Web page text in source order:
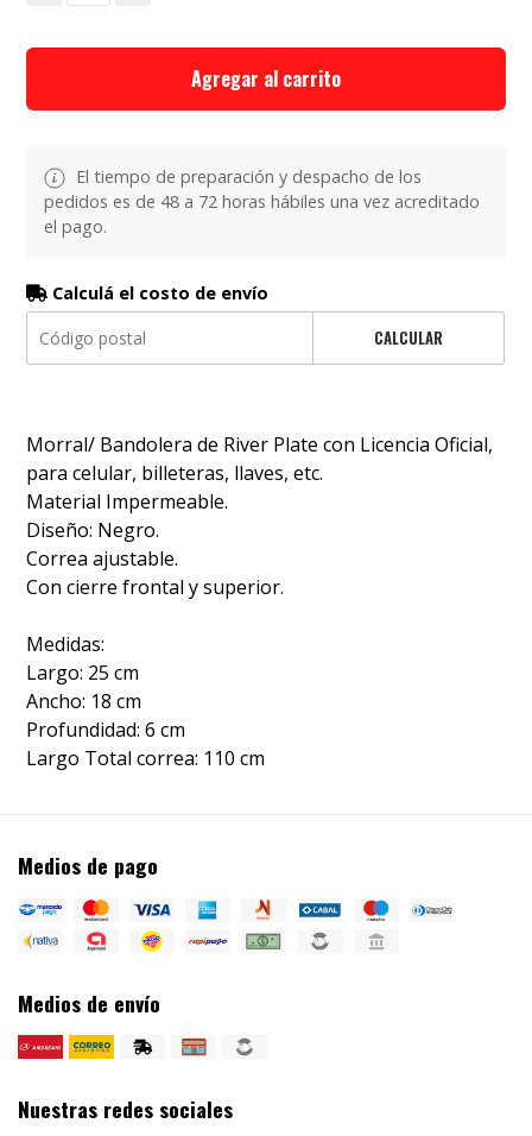
Agregar al carrito
El tiempo de preparación y despacho de los
pedidos es de 48 a 72 horas hábiles una vez acreditado
el pago.
Calculá el costo de envío
CALCULAR
Morral/ Bandolera de River Plate con Licencia Oficial,
para celular, billeteras, llaves, etc.
Material Impermeable.
Diseño: Negro.
Correa ajustable.
Con cierre frontal y superior.
Medidas:
Largo: 25 cm
Ancho: 18 cm
Profundidad: 6 cm
Largo Total correa: 110 cm
Medios de pago
Medios de envío
Nuestras redes sociales